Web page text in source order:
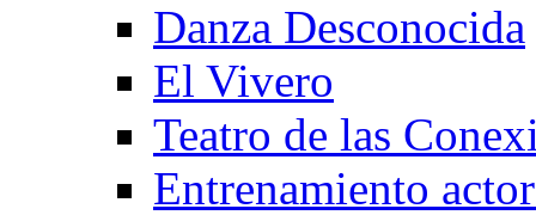
Danza Desconocida
El Vivero
Teatro de las
Entrenamiento